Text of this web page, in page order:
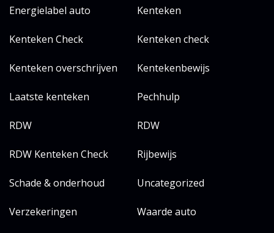
Energielabel auto Kenteken
Kenteken Check Kenteken check
Kenteken overschrijven Kentekenbewijs
Laatste kenteken Pechhulp
RDW RDW
RDW Kenteken Check Rijbewijs
Schade & onderhoud Uncategorized
Verzekeringen Waarde auto